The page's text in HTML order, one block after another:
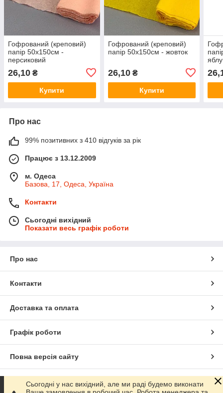
Гофрований (креповий)
папір 50х150см -
персиковий
26,10 ₴
Купити
Гофрований (креповий)
папір 50х150см - жовток
26,10₴
Купити
Про нас
99% позитивних з 410 відгуків за рік
Працює з 13.12.2009
м. Одеса
Базова, 17, Одеса, Україна
Контакти
Сьогодні вихідний
Показати весь графік роботи
Про нас
Контакти
Доставка та оплата
Графік роботи
Повна версія сайту
Сайт створено на маркетплейсі Prom.ua
Сьогодні у нас вихідний, але ми раді будемо виконати